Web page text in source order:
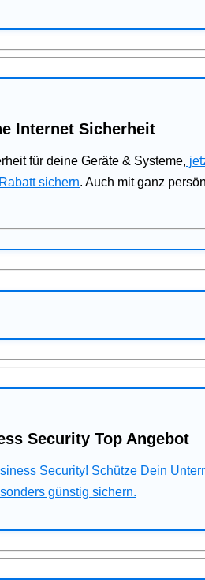
Internet Sicherheit
für deine Geräte & Systeme,
sichern. Auch mit ganz
Security Top Angebot
Security! Schütze Dein
günstig sichern.